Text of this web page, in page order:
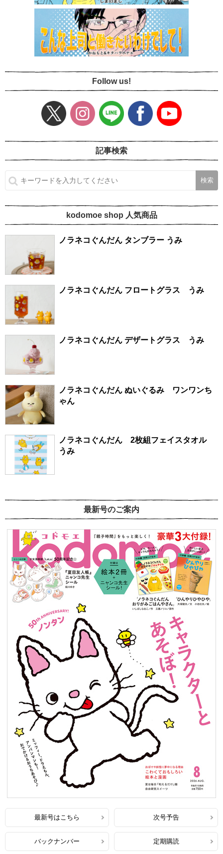
Follow us!
記事検索
kodomoe shop 人気商品
ノラネコぐんだん タンブラー うみ
ノラネコぐんだん フロートグラス うみ
ノラネコぐんだん デザートグラス うみ
ノラネコぐんだん ぬいぐるみ ワンワンち
ゃん
ノラネコぐんだん 2枚組フェイスタオル
うみ
最新号のご案内
最新号はこちら 次号予告
バックナンバー 定期購読